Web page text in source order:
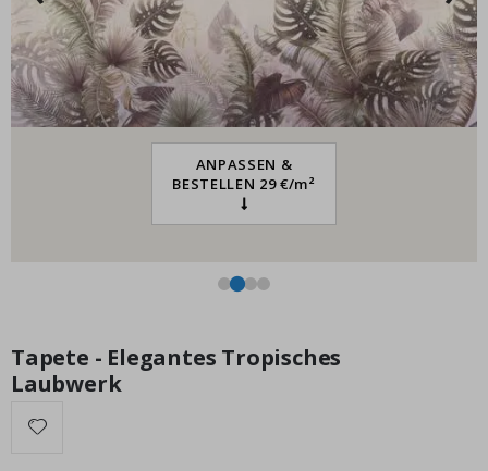
Selbstklebende Aufkleber – Trofast Box Aufkleber / Größe
auswählen / Flower power
Special
Price
8,00 €
ANPASSEN &
BESTELLEN 29 €/m²
Tapete - Elegantes Tropisches
Laubwerk